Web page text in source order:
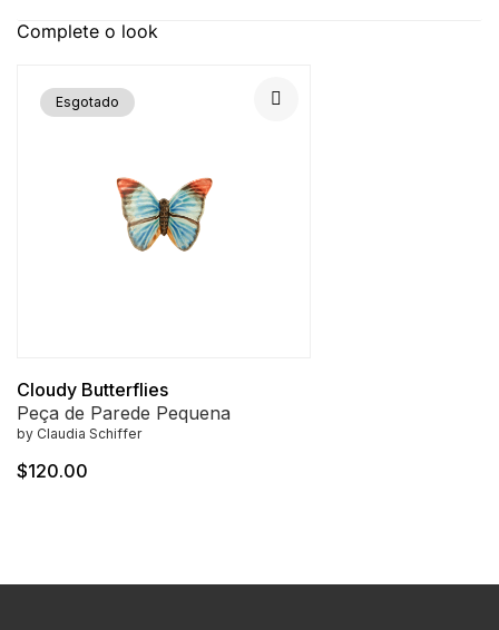
Complete o look
Esgotado
Cloudy Butterflies
Peça de Parede Pequena
by Claudia Schiffer
$120.00